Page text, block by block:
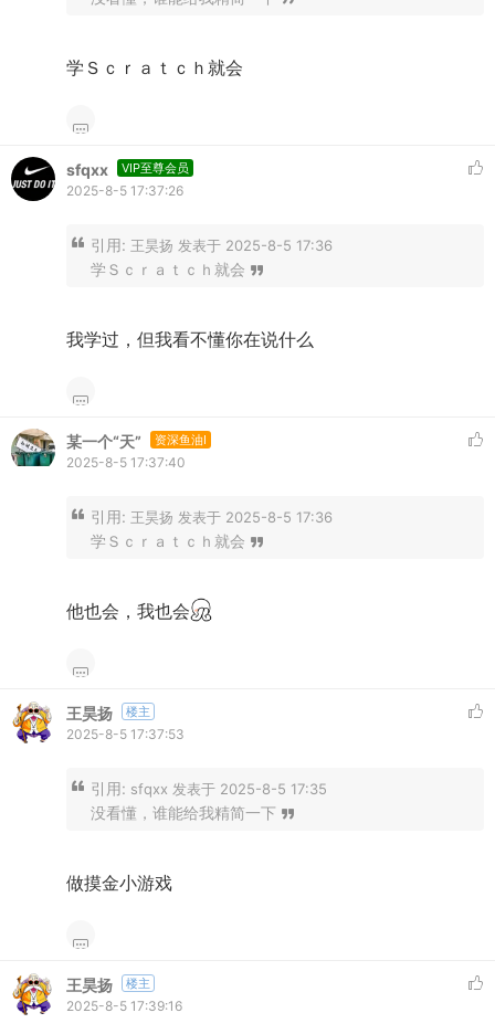
学Ｓｃｒａｔｃｈ就会
sfqxx VIP至尊会员
2025-8-5 17:37:26
引用: 王昊扬 发表于 2025-8-5 17:36
学Ｓｃｒａｔｃｈ就会
我学过，但我看不懂你在说什么
某一个“天” 资深鱼油I
2025-8-5 17:37:40
引用: 王昊扬 发表于 2025-8-5 17:36
学Ｓｃｒａｔｃｈ就会
他也会，我也会
王昊扬 楼主
2025-8-5 17:37:53
引用: sfqxx 发表于 2025-8-5 17:35
没看懂，谁能给我精简一下
做摸金小游戏
王昊扬 楼主
2025-8-5 17:39:16